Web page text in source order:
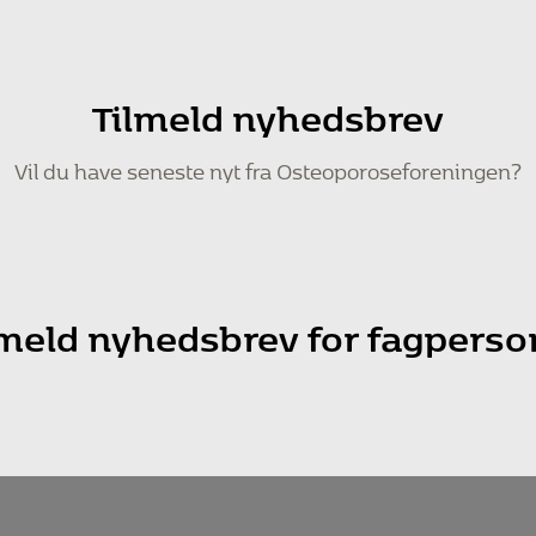
Tilmeld nyhedsbrev
Vil du have seneste nyt fra Osteoporoseforeningen?
nyhedsbrev for